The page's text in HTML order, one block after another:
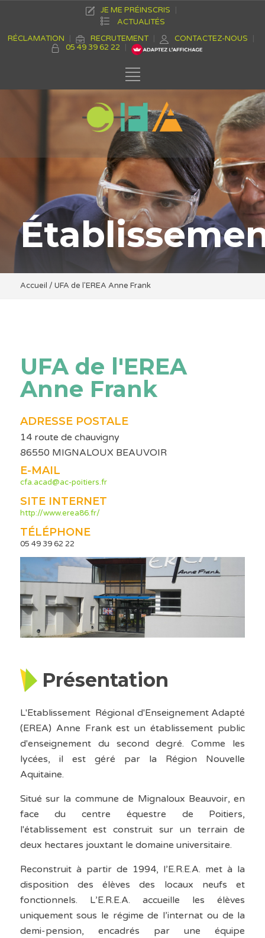
JE ME PRÉINSCRIS
ACTUALITÉS
RÉCLAMATION
RECRUTEMENT
CONTACTEZ-NOUS
05 49 39 62 22
Accueil / UFA de l'EREA Anne Frank
UFA de l'EREA
Anne Frank
ADRESSE POSTALE
14 route de chauvigny
86550 MIGNALOUX BEAUVOIR
E-MAIL
cfa.acad@ac-poitiers.fr
SITE INTERNET
http://www.erea86.fr/
TÉLÉPHONE
05 49 39 62 22
Présentation
L'Etablissement Régional d'Enseignement Adapté
(EREA) Anne Frank est un établissement public
d'enseignement du second degré. Comme les
lycées, il est géré par la Région Nouvelle
Aquitaine.
Situé sur la commune de Mignaloux Beauvoir, en
face du centre équestre de Poitiers,
l'établissement est construit sur un terrain de
deux hectares jouxtant le domaine universitaire.
Reconstruit à partir de 1994, l’E.R.E.A. met à la
disposition des élèves des locaux neufs et
fonctionnels. L’E.R.E.A. accueille les élèves
uniquement sous le régime de l’internat ou de la
demi-pension, encadrés par une équipe